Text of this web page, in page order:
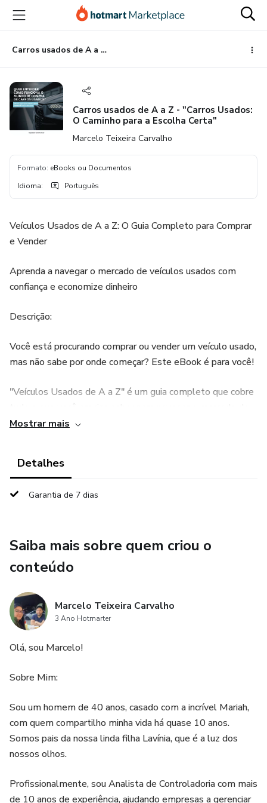
para
conteúdo
principal
para
pagamento
para
rodapé
Carros usados de A a Z - "Carros Usados: O Caminho para a Escolha Certa"
Carros usados de A a Z - "Carros Usados:
O Caminho para a Escolha Certa"
Marcelo Teixeira Carvalho
Formato: eBooks ou Documentos
Idioma: Português
Veículos Usados de A a Z: O Guia Completo para Comprar
e Vender
Aprenda a navegar o mercado de veículos usados com
confiança e economize dinheiro
Descrição:
Você está procurando comprar ou vender um veículo usado,
mas não sabe por onde começar? Este eBook é para você!
"Veículos Usados de A a Z" é um guia completo que cobre
veículos usados com confiança:
- Como verificar a história do veículo
- Como negociar o preço
- Como evitar golpes e fraudes
- Como documentar a compra ou venda
Benefícios:
- Desenvolva habilidades de negociação eficazes
- Proteja-se contra golpes e fraudes
Preço: R$ 47,00
Mostrar mais
Detalhes
Garantia de 7 dias
Saiba mais sobre quem criou o
conteúdo
Marcelo Teixeira Carvalho
3 Ano Hotmarter
Olá, sou Marcelo!
Sobre Mim:
Sou um homem de 40 anos, casado com a incrível Mariah,
com quem compartilho minha vida há quase 10 anos.
Somos pais da nossa linda filha Lavínia, que é a luz dos
nossos olhos.
Profissionalmente, sou Analista de Controladoria com mais
de 10 anos de experiência, ajudando empresas a gerenciar